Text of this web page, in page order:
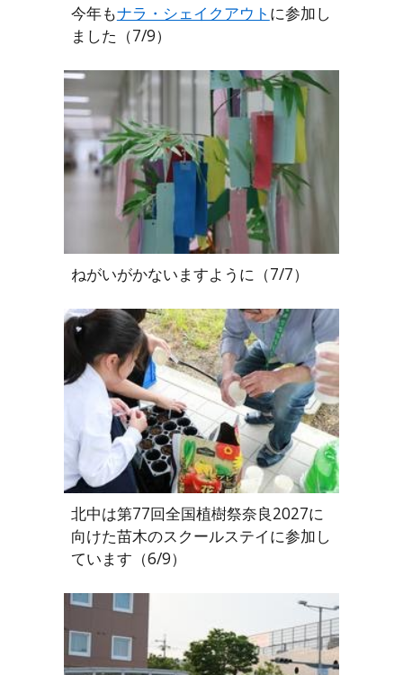
今年もナラ・シェイクアウト に参加し
ました（7/9）
ねがいがかないますように（7/7）
北中は第77回全国植樹祭奈良2027に
向けた苗木のスクールステイに参加し
ています（6/9）